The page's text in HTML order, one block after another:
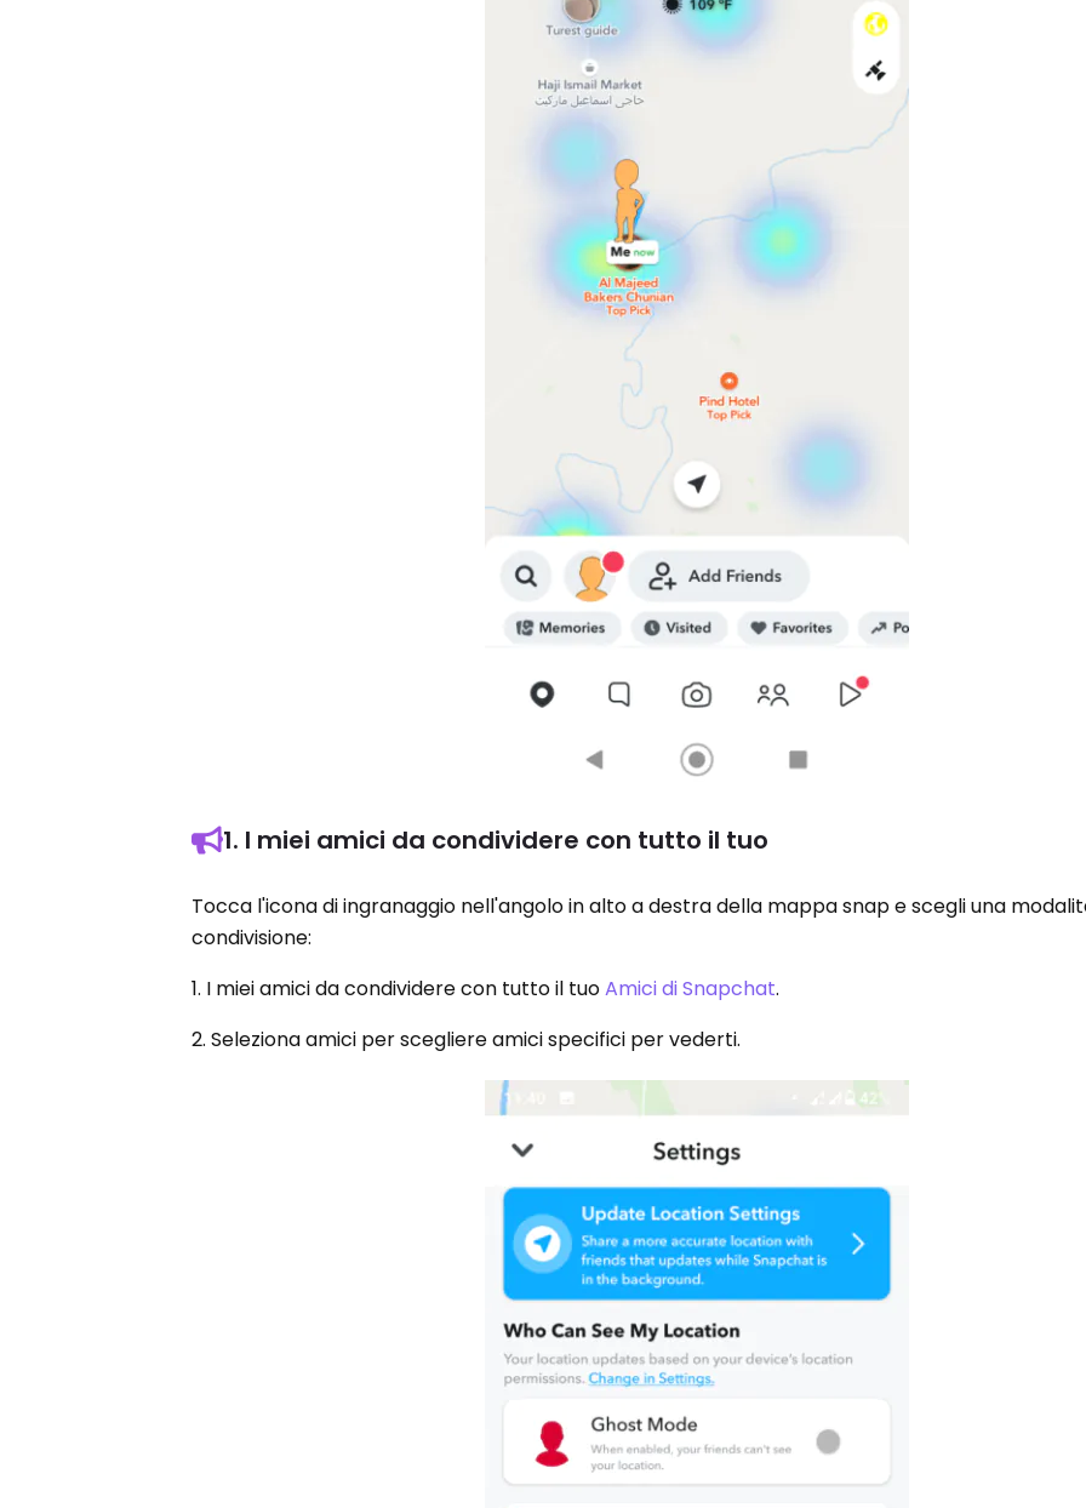
1. I miei amici da condividere con tutto il tuo
Tocca l'icona di ingranaggio nell'angolo in alto a destra della mappa snap e scegli una
condivisione:
1. I miei amici da condividere con tutto il tuoAmici di Snapchat.
2. Seleziona amici per scegliere amici specifici per vederti.